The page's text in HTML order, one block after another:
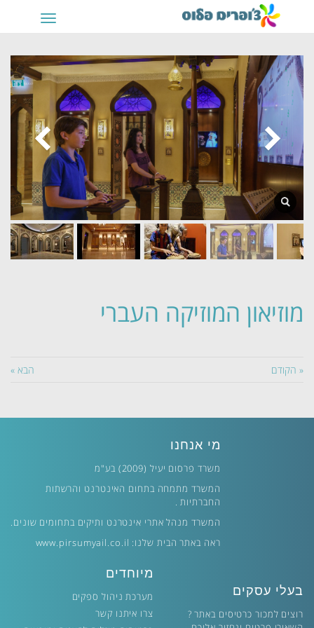
תפריט
מוזיאון המוזיקה העברי
« הקודם הבא »
מי אנחנו
משרד פרסום יעיל (2009) בע"מ
המשרד מתמחה בתחום האינטרנט והרשתות
החברתיות .
המשרד מנהל אתרי אינטרנט ותיקים בתחומים שונים.
ראה באתר הבית שלנו: www.pirsumyail.co.il
בעלי עסקים
רוצים למכור כרטיסים באתר ?
מיוחדים
מערכת ניהול ספקים
צרו איתנו קשר